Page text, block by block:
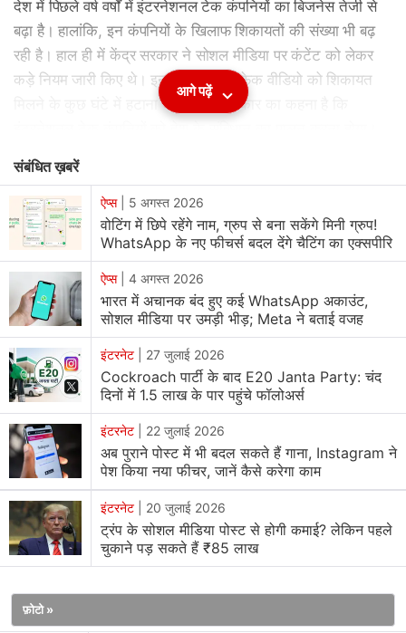
be
देश में पिछले वर्ष वर्षों में इंटरनेशनल टेक कंपनियों का बिजनेस तेजी से
बढ़ा है। हालांकि, इन कंपनियों के खिलाफ शिकायतों की संख्या भी बढ़
रही है। हाल ही में केंद्र सरकार ने सोशल मीडिया पर कंटेंट को लेकर
कड़े नियम जारी किए थे। इन नियमों में डीपफेक वीडियो को शिकायत
मिलने के कुछ घंटे में हटाना शामिल है। सरकार का कहना है कि
आर्टिफिशियल इंटेलिजेंस (AI) समिट में इलेक्ट्रॉनिक्स एंड इनफॉर्मेशन
टेक्नोलॉजी मिनिस्टर Ashwini Vaishnaw ने कहा कि Google के
YouTube, Meta, माइक्रोब्लॉगिंग प्लेटफॉर्म X और Netflix जैसे
बड़े टेक प्लेटफॉर्म्स को देश के संविधान के दायरे के अंदर ऑपरेट करना
होगा। उनका कहना था, "विदेशी कंपनियों के लिए उस देश के
सांस्कृतिक संदर्भ को समझना महत्वपूर्ण है जिसमें वे ऑपरेट कर रही हैं।"
पिछले सप्ताह सरकार ने बताया था किसोशल मीडिया कंपनियों को गैर
कानूनी कंटेंट को नोटिफिकेशन मिलने के तीन घंटों के अंदर हटाना
होगा। इससे पहले यह समयसीमा 36 घंटे की थी।
हालांकि, सोशल मीडिया साइट Facebook को ऑपरेट करने वाली
Meta, बिलिनेयर Elon Musk की X और यूट्यूब के लिए इन नियम
का पालन करना एक चुनौती हो सकती है। अश्विनी ने कहा कि डीपफेक
को लेकर रेगुलेशंस कड़े बनाने की जरूरत है। इस मुद्दे पर टेक कंपनियों
के साथ बातचीत की जा रही है। पिछले महीने जारी किए गए वार्षिक
इकोनॉमिक सर्वे में भी इस मुद्दे को एक चिंता बताया था। Bloomberg
की एक रिपोर्ट में कहा गया है कि सोशल मीडिया पर आयु से जुड़ी
हाल ही में सोशल मीडियो को बच्चों के लिए बैन करने वाला ऑस्ट्रेलिया
आगे पढ़ें
संबंधित ख़बरें
ऐप्स| 5 अगस्त 2026
वोटिंग में छिपे रहेंगे नाम, ग्रुप से बना सकेंगे मिनी ग्रुप!
WhatsApp के नए फीचर्स बदल देंगे चैटिंग का एक्सपीरि
ऐप्स| 4 अगस्त 2026
भारत में अचानक बंद हुए कई WhatsApp अकाउंट,
सोशल मीडिया पर उमड़ी भीड़; Meta ने बताई वजह
इंटरनेट 27 जुलाई 2026
Cockroach पार्टी के बाद E20 Janta Party: चंद
दिनों में 1.5 लाख के पार पहुंचे फॉलोअर्स
इंटरनेट 22 जुलाई 2026
अब पुराने पोस्ट में भी बदल सकते हैं गाना, Instagram ने
पेश किया नया फीचर, जानें कैसे करेगा काम
इंटरनेट 20 जुलाई 2026
ट्रंप के सोशल मीडिया पोस्ट से होगी कमाई? लेकिन पहले
चुकाने पड़ सकते हैं ₹85 लाख
फ़ोटो »